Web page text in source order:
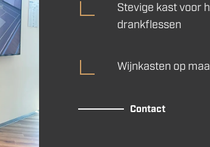
Stevige kast voor
drankflessen
Wijnkasten op
Contact